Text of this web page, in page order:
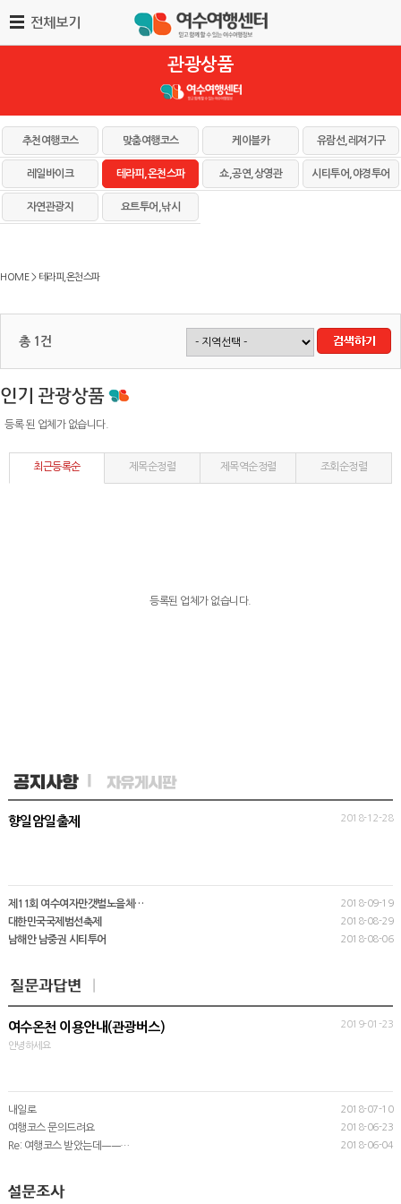
관광상품
추천여행코스 맞춤여행코스 케이블카 유람선,레져기구
레일바이크 테라피,온천스파 쇼,공연,상영관 시티투어,야경투어
자연관광지 요트투어,낚시
HOME > 테라피,온천스파
총 1건
등록 된 업체가 없습니다.
최근등록순 제목순정렬 제목역순정렬 조회순정렬
등록된 업체가 없습니다.
향일암일출제 2018-12-28
제11회 여수여자만갯벌노을체… 2018-09-19
대한민국국제범선축제 2018-08-29
남해안 남중권 시티투어 2018-08-06
여수온천 이용안내(관광버스)
안녕하세요
2019-01-23
내일로 2018-07-10
여행코스 문의드려요 2018-06-23
Re: 여행코스 받았는데ㅡㅡ… 2018-06-04